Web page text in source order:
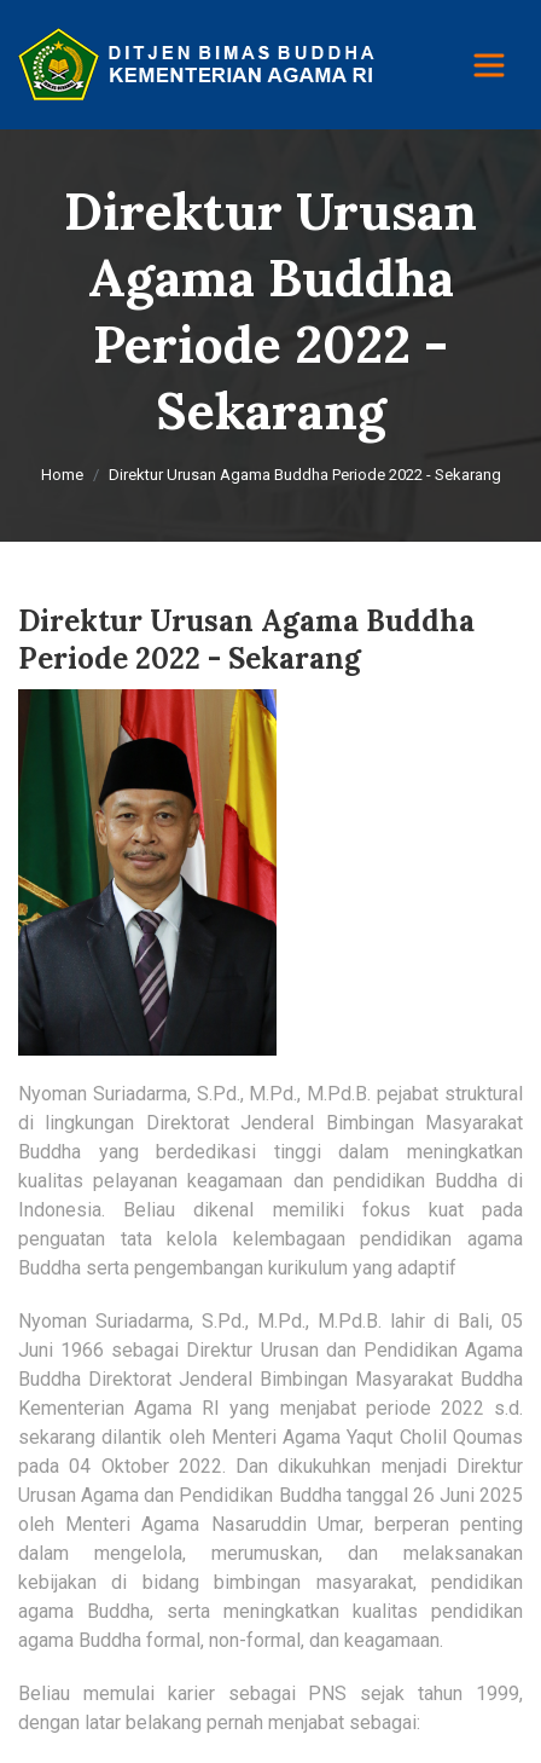
Direktur Urusan
Agama Buddha
Periode 2022 -
Sekarang
Home Direktur Urusan Agama Buddha Periode 2022 - Sekarang
Direktur Urusan Agama Buddha
Periode 2022 - Sekarang
Nyoman Suriadarma, S.Pd., M.Pd., M.Pd.B. pejabat struktural
di lingkungan Direktorat Jenderal Bimbingan Masyarakat
Buddha yang berdedikasi tinggi dalam meningkatkan
kualitas pelayanan keagamaan dan pendidikan Buddha di
Indonesia. Beliau dikenal memiliki fokus kuat pada
penguatan tata kelola kelembagaan pendidikan agama
Buddha serta pengembangan kurikulum yang adaptif
Nyoman Suriadarma, S.Pd., M.Pd., M.Pd.B. lahir di Bali, 05
Juni 1966 sebagai Direktur Urusan dan Pendidikan Agama
Buddha Direktorat Jenderal Bimbingan Masyarakat Buddha
Kementerian Agama RI yang menjabat periode 2022 s.d.
sekarang dilantik oleh Menteri Agama Yaqut Cholil Qoumas
pada 04 Oktober 2022. Dan dikukuhkan menjadi Direktur
Urusan Agama dan Pendidikan Buddha tanggal 26 Juni 2025
oleh Menteri Agama Nasaruddin Umar, berperan penting
dalam mengelola, merumuskan, dan melaksanakan
kebijakan di bidang bimbingan masyarakat, pendidikan
agama Buddha, serta meningkatkan kualitas pendidikan
agama Buddha formal, non-formal, dan keagamaan.
Beliau memulai karier sebagai PNS sejak tahun 1999,
dengan latar belakang pernah menjabat sebagai: